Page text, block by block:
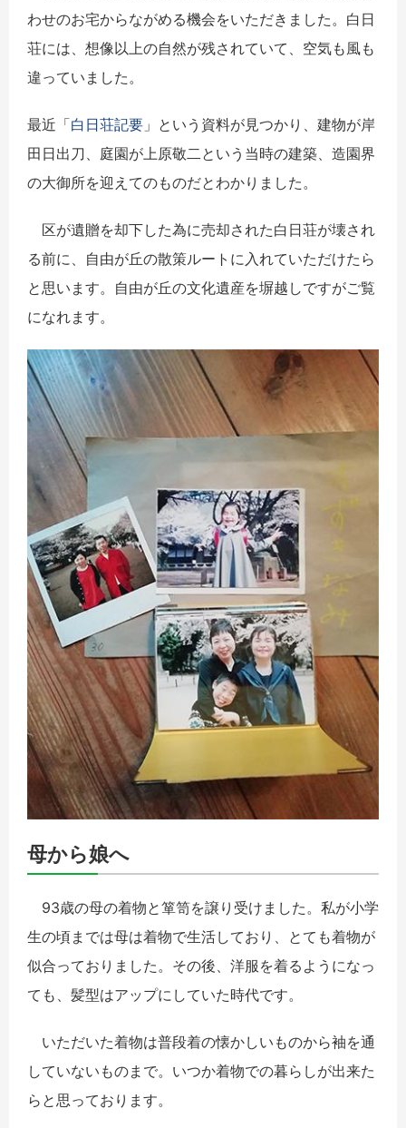
わせのお宅からながめる機会をいただきました。白日
荘には、想像以上の自然が残されていて、空気も風も
違っていました。
最近「白日荘記要 」という資料が見つかり、建物が岸
田日出刀、庭園が上原敬二という当時の建築、造園界
の大御所を迎えてのものだとわかりました。
区が遺贈を却下した為に売却された白日荘が壊され
る前に、自由が丘の散策ルートに入れていただけたら
と思います。自由が丘の文化遺産を塀越しですがご覧
になれます。
母から娘へ
93歳の母の着物と箪笥を譲り受けました。私が小学
生の頃までは母は着物で生活しており、とても着物が
似合っておりました。その後、洋服を着るようになっ
ても、髪型はアップにしていた時代です。
いただいた着物は普段着の懐かしいものから袖を通
していないものまで。いつか着物での暮らしが出来た
らと思っております。